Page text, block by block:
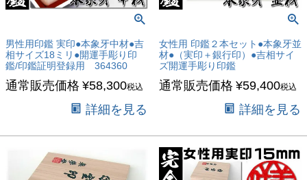
男性用印鑑 実印●本象牙中材●吉
相サイズ18ミリ●開運手彫り印
鑑/印鑑証明登録用 364360
通常販売価格 ¥58,300税込
詳細を見る
女性用 印鑑２本セット●本象牙並
材●（実印＋銀行印）●吉相サイ
ズ開運手彫り印鑑
通常販売価格 ¥59,400税込
詳細を見る